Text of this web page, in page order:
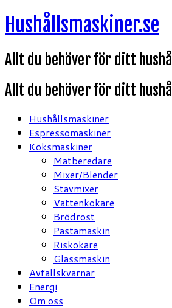
Hoppa
till
Hushållsmaskiner.se
Allt du behöver för ditt hushåll
Allt du behöver för ditt hushåll
Hushållsmaskiner
Espressomaskiner
Köksmaskiner
Matberedare
Mixer/Blender
Stavmixer
Vattenkokare
Brödrost
Pastamaskin
Riskokare
Glassmaskin
Avfallskvarnar
Energi
Om oss